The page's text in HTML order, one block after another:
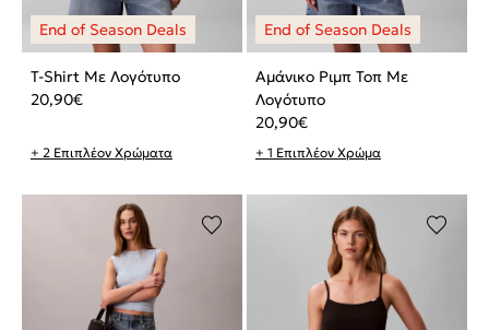
T-Shirt Με Λογότυπο
20,90€
+ 2 Επιπλέον Χρώματα
Αμάνικο Ριμπ Τοπ Με
Λογότυπο
20,90€
+ 1 Επιπλέον Χρώμα